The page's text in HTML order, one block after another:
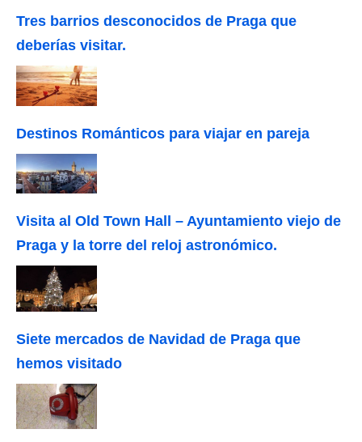
Tres barrios desconocidos de Praga que
deberías visitar.
Destinos Románticos para viajar en pareja
Visita al Old Town Hall – Ayuntamiento viejo de
Praga y la torre del reloj astronómico.
Siete mercados de Navidad de Praga que
hemos visitado